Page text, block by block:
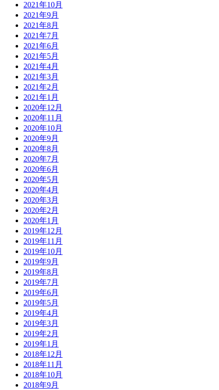
2021年10月
2021年9月
2021年8月
2021年7月
2021年6月
2021年5月
2021年4月
2021年3月
2021年2月
2021年1月
2020年12月
2020年11月
2020年10月
2020年9月
2020年8月
2020年7月
2020年6月
2020年5月
2020年4月
2020年3月
2020年2月
2020年1月
2019年12月
2019年11月
2019年10月
2019年9月
2019年8月
2019年7月
2019年6月
2019年5月
2019年4月
2019年3月
2019年2月
2019年1月
2018年12月
2018年11月
2018年10月
2018年9月